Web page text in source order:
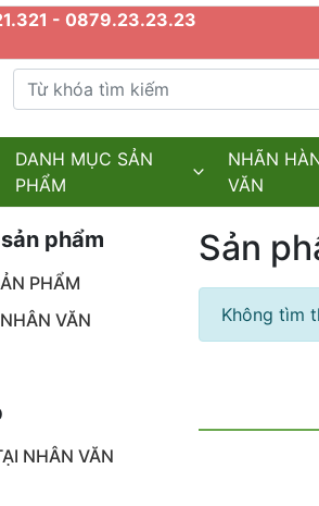
- 0879.23.23.23
Từ khóa tìm kiếm
DANH MỤC SẢN
PHẨM
NHÃN
VĂN
Sản
Không tìm
phẩm
PHẨM
VĂN
NHÂN VĂN